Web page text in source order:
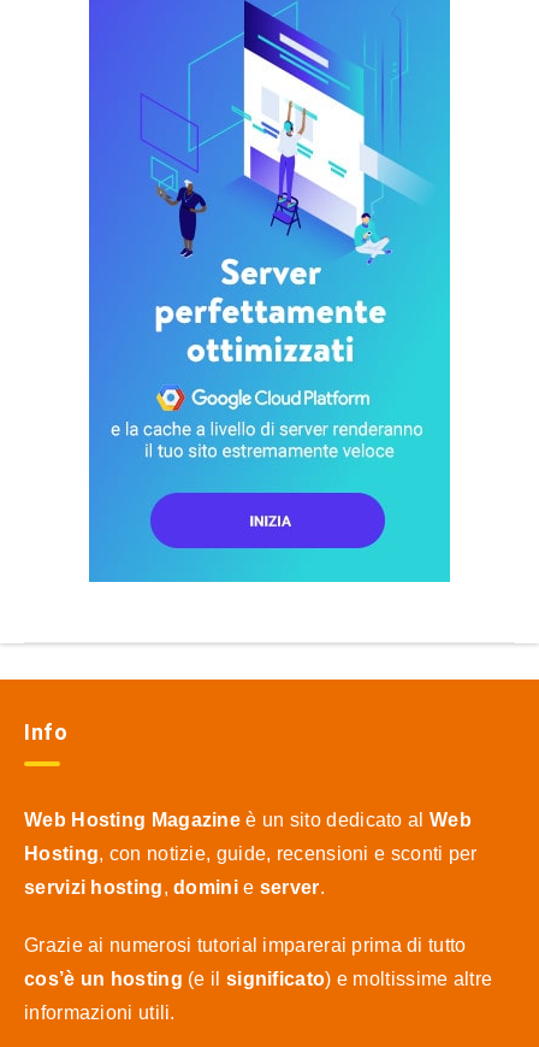
Info
Web Hosting Magazine è un sito dedicato al Web
Hosting, con notizie, guide, recensioni e sconti per
servizi hosting,dominie server.
Grazie ai numerosi tutorial imparerai prima di tutto
cos’è un hosting (e il significato) e moltissime altre
informazioni utili.